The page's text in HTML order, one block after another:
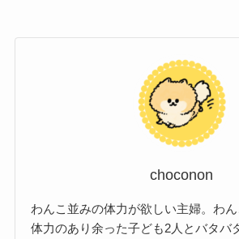
choconon
わんこ並みの体力が欲しい主婦。わん
体力のあり余った子ども2人とバタバ